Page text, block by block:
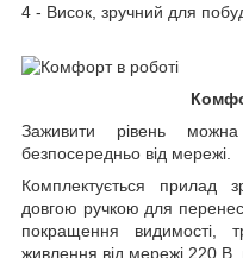
4 - Висок, зручний для
Заживити рівень
безпосередньо від мережі.
Комплектується прилад
довгою ручкою для
покращення видимості,
живлення від мережі 220 В,